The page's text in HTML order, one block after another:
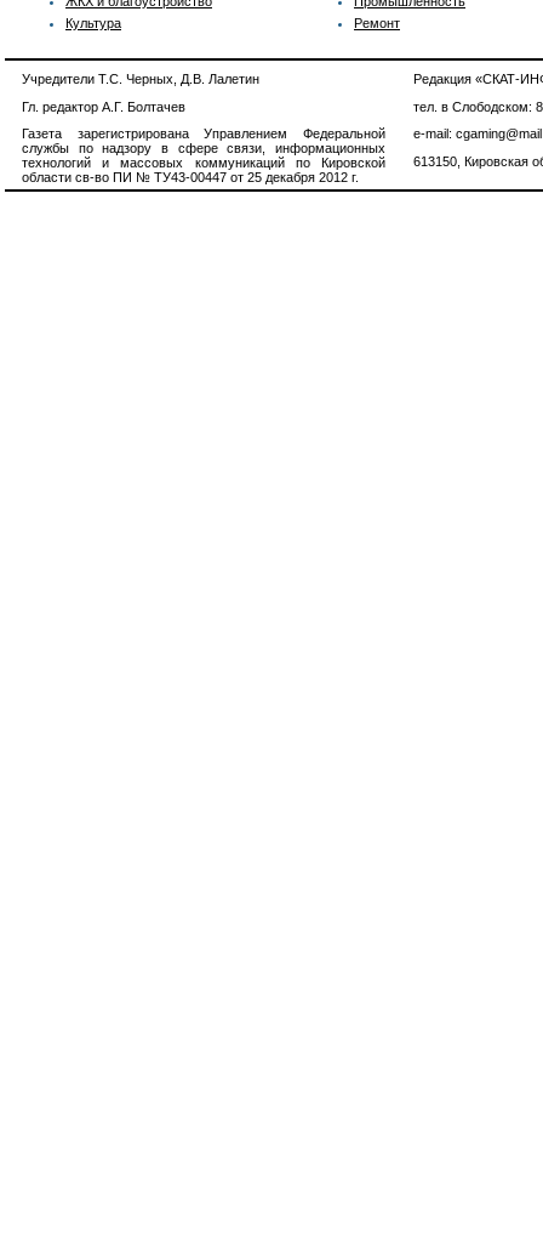
Культура
Ремонт
Учредители Т.С. Черных, Д.В. Лалетин
Гл. редактор А.Г. Болтачев
Газета зарегистрирована Управлением Федеральной
службы по надзору в сфере связи, информационных
технологий и массовых коммуникаций по Кировской
области св-во ПИ № ТУ43-00447 от 25 декабря 2012 г.
Редакция «СКАТ-
тел. в Слободском:
e-mail:
613150, Кировская